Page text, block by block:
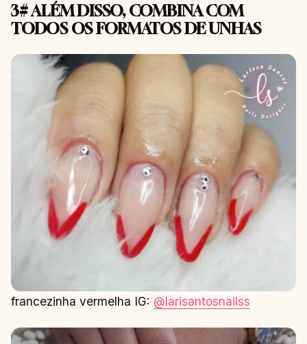
3# ALÉM DISSO, COMBINA COM
TODOS OS FORMATOS DE UNHAS
francezinha vermelha IG: @larisantosnailss